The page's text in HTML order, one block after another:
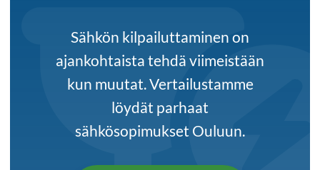
Sähkön kilpailuttaminen on
ajankohtaista tehdä viimeistään
kun muutat. Vertailustamme
löydät parhaat
sähkösopimukset Ouluun.